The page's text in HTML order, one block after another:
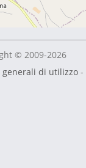
© 2009-2026
generali di utilizzo -